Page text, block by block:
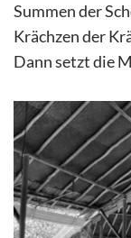
Summen der
Krächzen der
Dann setzt die